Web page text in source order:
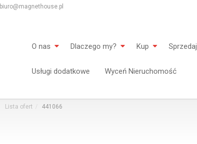
biuro@magnethouse.pl
O nas Dlaczego my? Kup Sprzedaj
Usługi dodatkowe Wyceń Nieruchomość
Lista ofert 441066